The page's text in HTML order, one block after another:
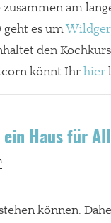
am
geht es um
den
könnt Ihr hier
ein Haus für
können.